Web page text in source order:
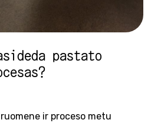
pastato
ir proceso metu